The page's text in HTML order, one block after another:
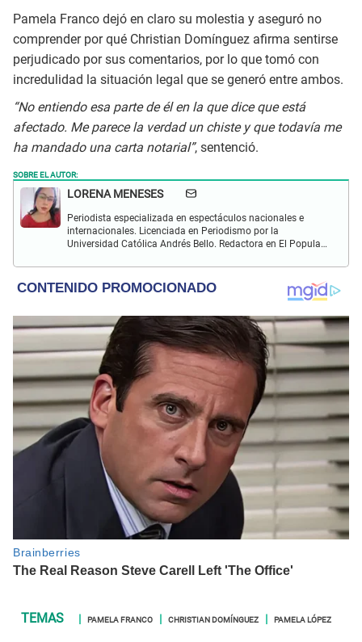
Pamela Franco dejó en claro su molestia y aseguró no
comprender por qué Christian Domínguez afirma sentirse
perjudicado por sus comentarios, por lo que tomó con
incredulidad la situación legal que se generó entre ambos.
“No entiendo esa parte de él en la que dice que está
afectado. Me parece la verdad un chiste y que todavía me
ha mandado una carta notarial”, sentenció.
SOBRE EL AUTOR:
LORENA MENESES
Periodista especializada en espectáculos nacionales e
internacionales. Licenciada en Periodismo por la
Universidad Católica Andrés Bello. Redactora en El Popular.
celebridades.
PAMELA FRANCO CHRISTIAN DOMÍNGUEZ PAMELA LÓPEZ